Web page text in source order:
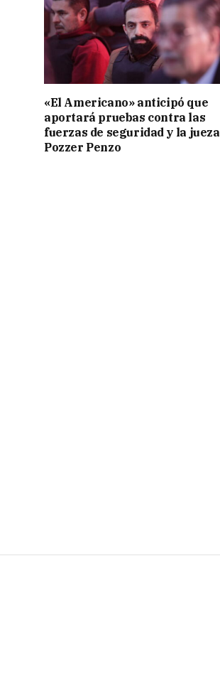
«El Americano» anticipó que
aportará pruebas contra las
fuerzas de seguridad y la jueza
Pozzer Penzo